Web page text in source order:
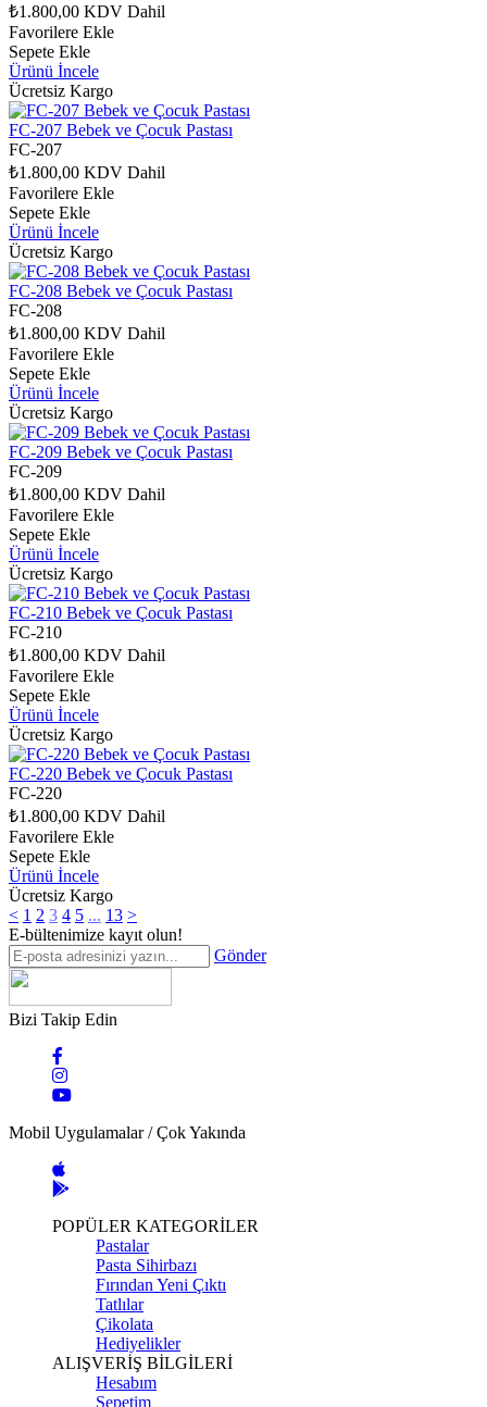
₺1.800,00 KDV Dahil
Favorilere Ekle
Sepete Ekle
Ürünü İncele
Ücretsiz Kargo
FC-207 Bebek ve Çocuk Pastası
FC-207
₺1.800,00 KDV Dahil
Favorilere Ekle
Sepete Ekle
Ürünü İncele
Ücretsiz Kargo
FC-208 Bebek ve Çocuk Pastası
FC-208
₺1.800,00 KDV Dahil
Favorilere Ekle
Sepete Ekle
Ürünü İncele
Ücretsiz Kargo
FC-209 Bebek ve Çocuk Pastası
FC-209
₺1.800,00 KDV Dahil
Favorilere Ekle
Sepete Ekle
Ürünü İncele
Ücretsiz Kargo
FC-210 Bebek ve Çocuk Pastası
FC-210
₺1.800,00 KDV Dahil
Favorilere Ekle
Sepete Ekle
Ürünü İncele
Ücretsiz Kargo
FC-220 Bebek ve Çocuk Pastası
FC-220
₺1.800,00 KDV Dahil
Favorilere Ekle
Sepete Ekle
Ürünü İncele
Ücretsiz Kargo
< 1 2 3 4 5 ... 13 >
E-bültenimize kayıt olun!
Gönder
Bizi Takip Edin
Mobil Uygulamalar / Çok Yakında
POPÜLER KATEGORİLER
Pastalar
Pasta Sihirbazı
Fırından Yeni Çıktı
Tatlılar
Çikolata
Hediyelikler
ALIŞVERİŞ BİLGİLERİ
Hesabım
Sepetim